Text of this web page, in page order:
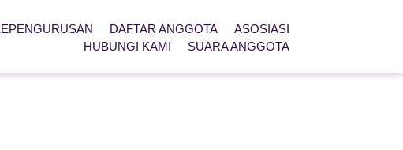
DAFTAR ANGGOTA
ASOSIASI
HUBUNGI KAMI
SUARA ANGGOTA